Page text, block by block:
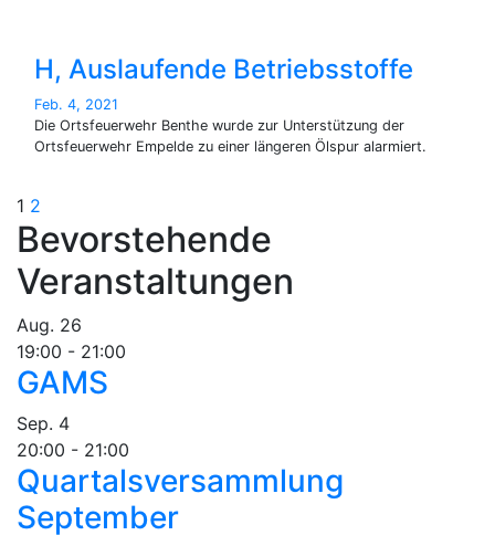
H, Auslaufende Betriebsstoffe
Feb. 4, 2021
Die Ortsfeuerwehr Benthe wurde zur Unterstützung der
Ortsfeuerwehr Empelde zu einer längeren Ölspur alarmiert.
Seitennummerierung
der
Beiträge
1 2
Bevorstehende
Veranstaltungen
Aug. 26
19:00 - 21:00
GAMS
Sep. 4
20:00 - 21:00
Quartalsversammlung
September